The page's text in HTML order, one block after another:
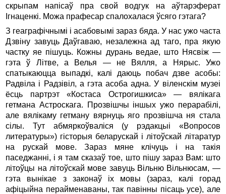
скрыпам напісаў пра свой водгук на аўтарэферат
Ігнаценкі. Можа прафесар спалохалася ўсяго гэтага?
З геаграфічнымі і асабовымі зараз бяда. У нас ужо часта
Дзвіну завуць Даўгаваю, незалежна ад таго, пра якую
частку яе пішуць. Кожны дурань ведае, што Нясвіж —
гэта ў Літве, а Велья — не Вялля, а Нярыс. Ужо
спатыкаюцца выпадкі, калі даюць побач дзве асобы:
Радвіла і Радзівіл, а гэта асоба адна. У віленскім музеі
ёсць партрэт «Костаса Острогишкиса» — вялікага
гетмана Астроскага. Прозвішчы іншых ужо перарабілі,
але вялікаму гетману вярнуць яго прозвішча ня стала
сілы. Тут абмяркоўваліся (у рэдакцыі «Вопросов
литературы») гісторыя беларускай і літоўскай літаратур
на рускай мове. Зараз мяне клічуць і на такія
паседжанні, і я там сказаў тое, што пішу зараз Вам: што
літоўцы на літоўскай мове завуць Вільню Вільнюсам, —
гэта вынікае з законаў іх мовы (зараз, калі горад
афіцыйна перайменаваны, так павінны пісаць усе), але